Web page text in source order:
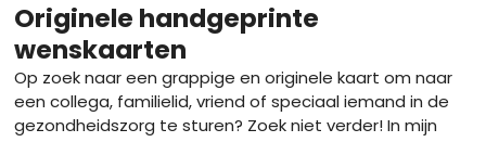
Originele handgeprinte
wenskaarten
Op zoek naar een grappige en originele kaart om naar
een collega, familielid, vriend of speciaal iemand in de
gezondheidszorg te sturen? Zoek niet verder! In mijn